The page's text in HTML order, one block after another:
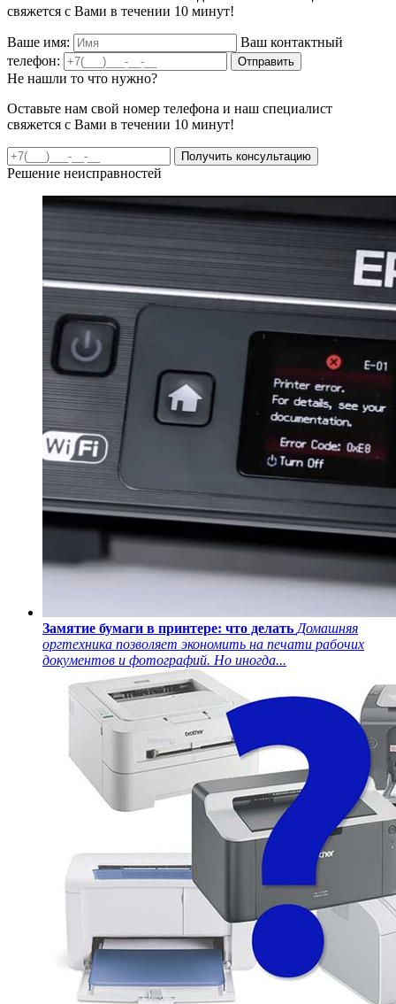
свяжется с Вами в течении 10 минут!
Ваше имя:
Ваш контактный
телефон:
Отправить
Не нашли то что нужно?
Оставьте нам свой номер телефона и наш специалист
свяжется с Вами в течении 10 минут!
Получить консультацию
Решение неисправностей
Замятие бумаги в принтере: что делать Домашняя
оргтехника позволяет экономить на печати рабочих
документов и фотографий. Но иногда...